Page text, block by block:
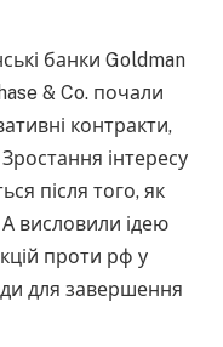
банки Goldman
& Co. почали
контракти,
інтересу
після того, як
висловили ідею
проти рф у
для завершення